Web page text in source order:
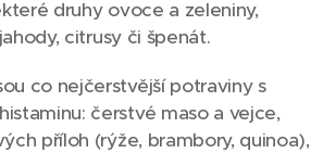
druhy ovoce a zeleniny,
citrusy či špenát.
co nejčerstvější potraviny s
čerstvé maso a vejce,
příloh (rýže, brambory, quinoa),